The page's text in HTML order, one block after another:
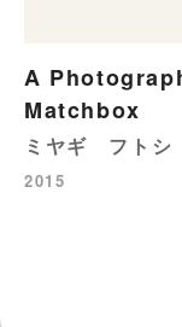
A
Matchbox
ミヤギ フトシ
2015